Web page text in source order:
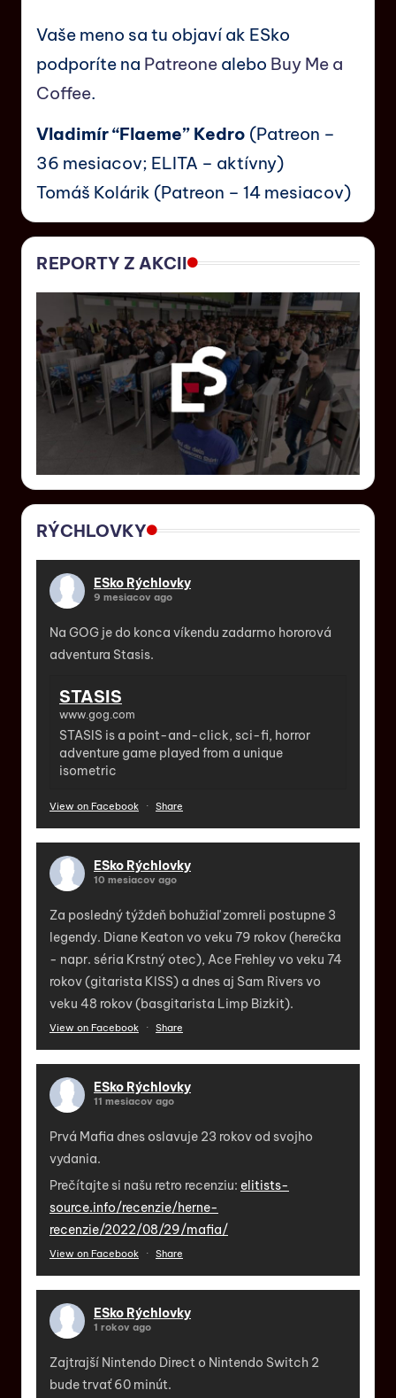
Vaše meno sa tu objaví ak ESko
podporíte na Patreone alebo Buy Me a
Coffee.
Vladimír “Flaeme” Kedro (Patreon –
36 mesiacov; ELITA – aktívny)
Tomáš Kolárik (Patreon – 14 mesiacov)
REPORTY Z AKCII
RÝCHLOVKY
ESko Rýchlovky
9 mesiacov ago
Na GOG je do konca víkendu zadarmo hororová
adventura Stasis.
STASIS
www.gog.com
STASIS is a point-and-click, sci-fi, horror
adventure game played from a unique
isometric
View on Facebook · Share
ESko Rýchlovky
10 mesiacov ago
Za posledný týždeň bohužiaľ zomreli postupne 3
legendy. Diane Keaton vo veku 79 rokov (herečka
- napr. séria Krstný otec), Ace Frehley vo veku 74
rokov (gitarista KISS) a dnes aj Sam Rivers vo
veku 48 rokov (basgitarista Limp Bizkit).
View on Facebook · Share
ESko Rýchlovky
11 mesiacov ago
Prvá Mafia dnes oslavuje 23 rokov od svojho
vydania.
Prečítajte si našu retro recenziu: elitists-
source.info/recenzie/herne-
recenzie/2022/08/29/mafia/
View on Facebook · Share
ESko Rýchlovky
1 rokov ago
Zajtrajší Nintendo Direct o Nintendo Switch 2
bude trvať 60 minút.